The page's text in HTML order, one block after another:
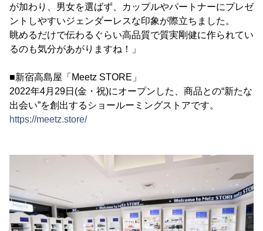
が加わり、男女を選ばず、カップルやパートナーにプレゼ
ントしやすいジェンダーレスな印象が際立ちました。
眺めるだけで伝わるぐらい高品質で質実剛健に作られてい
るのも気分があがりますね！」
■新宿高島屋「Meetz STORE」
2022年4月29日(金・祝)にオープンした、商品との“新たな
出会い”を創出するショールーミングストアです。
https://meetz.store/